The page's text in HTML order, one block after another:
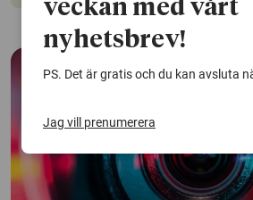
veckan med vårt
nyhetsbrev!
PS. Det är gratis och du kan avsluta
Jag vill prenumerera